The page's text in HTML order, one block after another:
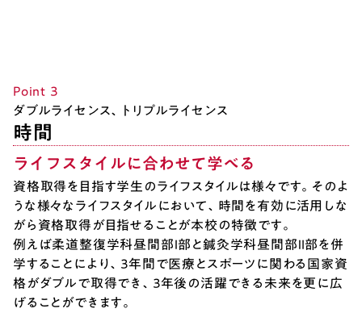
Point ３
ダブルライセンス、トリプルライセンス
時間
ライフスタイルに合わせて学べる
資格取得を目指す学生のライフスタイルは様々です。そのよ
うな様々なライフスタイルにおいて、時間を有効に活用しな
がら資格取得が目指せることが本校の特徴です。
例えば柔道整復学科昼間部Ⅰ部と鍼灸学科昼間部Ⅱ部を併
学することにより、３年間で医療とスポーツに関わる国家資
格がダブルで取得でき、３年後の活躍できる未来を更に広
げることができます。